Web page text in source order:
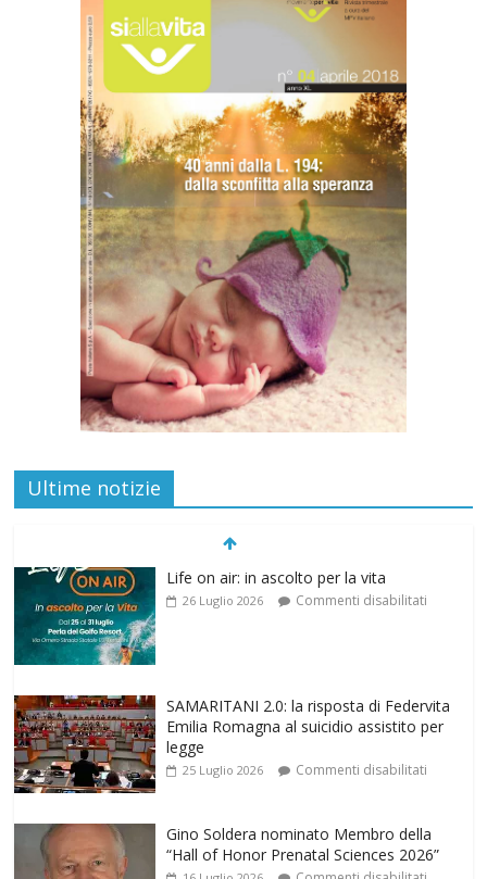
Ultime notizie
Life on air: in ascolto per la vita
26 Luglio 2026 Commenti disabilitati
SAMARITANI 2.0: la risposta di Federvita
Emilia Romagna al suicidio assistito per
legge
25 Luglio 2026 Commenti disabilitati
Gino Soldera nominato Membro della
“Hall of Honor Prenatal Sciences 2026”